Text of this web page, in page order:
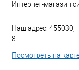
Интернет-магазин
Наш адрес: 455030,
8
Посмотреть на карте